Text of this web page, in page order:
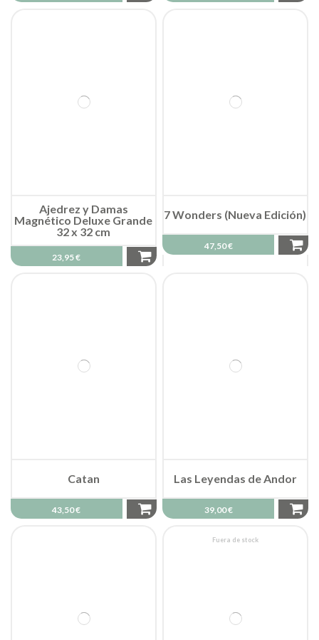
Ajedrez y Damas
Magnético Deluxe Grande
32 x 32 cm
23,95 €
7 Wonders (Nueva Edición)
47,50 €
Catan
43,50 €
Las Leyendas de Andor
39,00 €
Fuera de stock